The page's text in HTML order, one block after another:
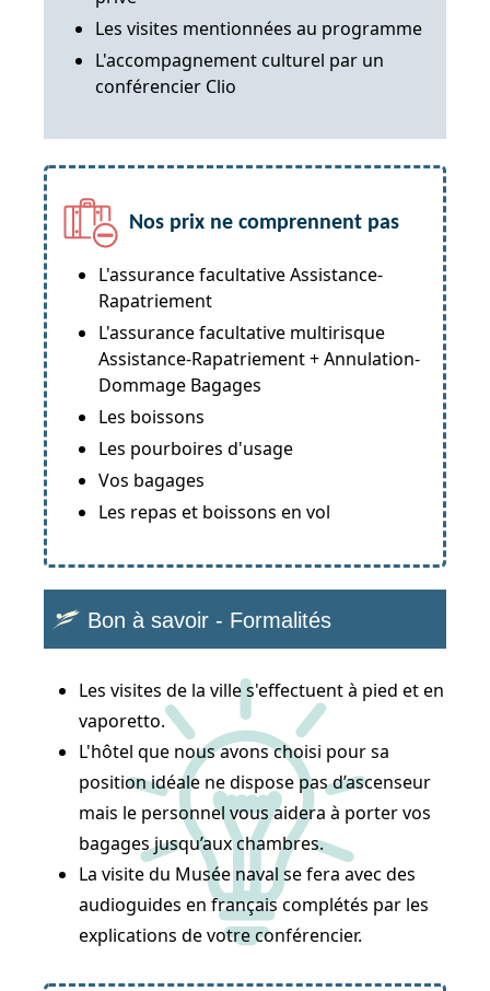
Les visites mentionnées au programme
L'accompagnement culturel par un
conférencier Clio
Nos prix ne comprennent pas
L'assurance facultative Assistance-
Rapatriement
L'assurance facultative multirisque
Assistance-Rapatriement + Annulation-
Dommage Bagages
Les boissons
Les pourboires d'usage
Vos bagages
Les repas et boissons en vol
Bon à savoir - Formalités
Les visites de la ville s'effectuent à pied et en
vaporetto.
L'hôtel que nous avons choisi pour sa
position idéale ne dispose pas d’ascenseur
mais le personnel vous aidera à porter vos
bagages jusqu’aux chambres.
La visite du Musée naval se fera avec des
audioguides en français complétés par les
explications de votre conférencier.